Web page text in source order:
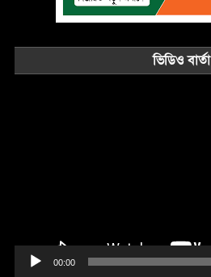
ভিডিও বার্তা
00:00